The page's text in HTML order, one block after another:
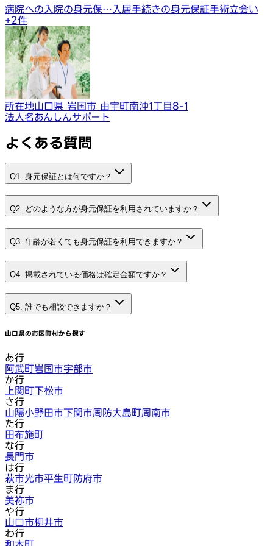
病院への入院の身元保… 入居手続きの身元保証手術立会い
+2件
所在地山口県 岩国市 由宇町南沖1丁目8-1
法人名あんしんサポート
よくある質問
Q1. 身元保証とは何ですか？
Q2. どのような方が身元保証を利用されていますか？
Q3. 年齢が若くても身元保証を利用できますか？
Q4. 掲載されている価格は確定金額ですか？
Q5. 誰でも相談できますか？
山口県の市区町村から探す
あ行
阿武町岩国市宇部市
か行
上関町下松市
さ行
山陽小野田市下関市周防大島町周南市
た行
田布施町
な行
長門市
は行
萩市光市平生町防府市
ま行
美祢市
や行
山口市柳井市
わ行